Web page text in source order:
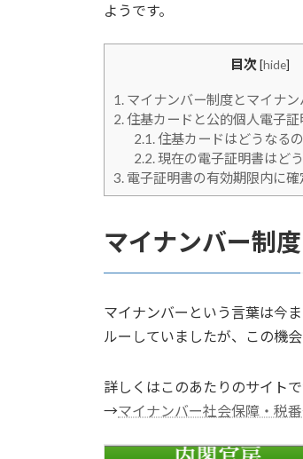
ようです。
目次 [hide]
1. マイナンバー制度とマイナン
2.住基カードと公的個人電子証
2.1.住基カードはどうなる
2.2.現在の電子証明書はど
3. 電子証明書の有効期限内に
マイナンバー制
マイナンバーという言葉は今
ルーしていましたが、この機
詳しくはこのあたりのサイト
→マイナンバー社会保障・税